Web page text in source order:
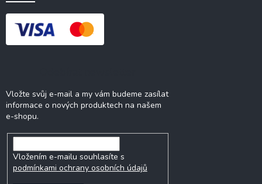
Vložte svůj e-mail a my vám budeme zasílat
informace o nových produktech na našem
e-shopu.
Vložením e-mailu souhlasíte s
podmínkami ochrany osobních údajů